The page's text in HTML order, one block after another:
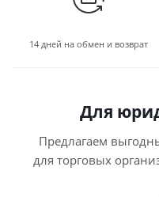
14 дней на обмен и возврат
Для
Предлагаем
для торговых